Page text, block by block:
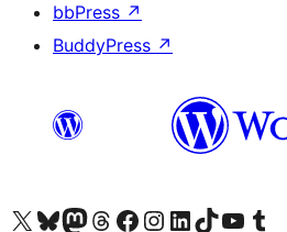
bbPress ↗
BuddyPress ↗
Visite a nossa conta X (antigo Twitter)
Visit our Bluesky account
Visit our Mastodon account
Visit our Threads account
Visite a nossa página do Facebook
Visite a nossa conta no Instagram
Visite a nossa conta no LinkedIn
Visit our TikTok account
Visit our YouTube
Visit our